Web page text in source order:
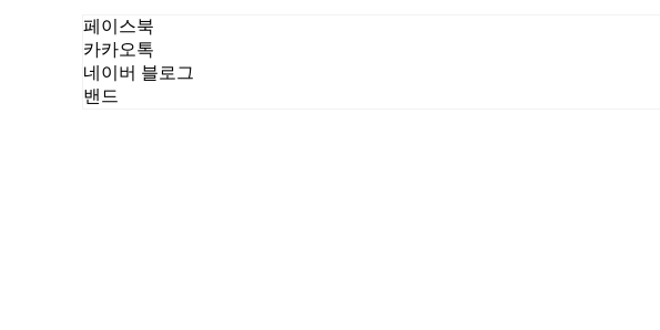
페이스북
카카오톡
네이버 블로그
밴드